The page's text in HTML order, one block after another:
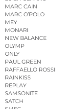
MARC CAIN
MARC O’POLO
MEY
MONARI
NEW BALANCE
OLYMP
ONLY
PAUL GREEN
RAFFAELLO ROSSI
RAINKISS
REPLAY
SAMSONITE
SATCH